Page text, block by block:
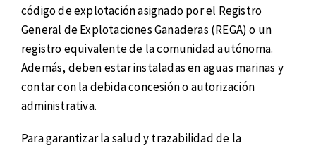
código de explotación asignado por el Registro
General de Explotaciones Ganaderas (REGA) o un
registro equivalente de la comunidad autónoma.
Además, deben estar instaladas en aguas marinas y
contar con la debida concesión o autorización
administrativa.
Para garantizar la salud y trazabilidad de la